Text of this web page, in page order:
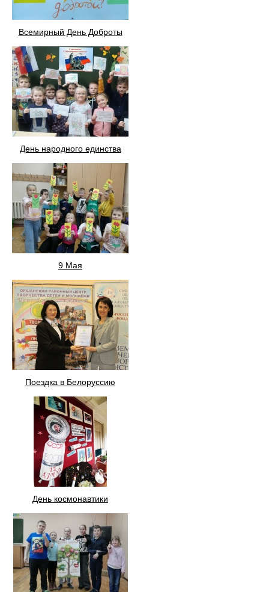
Всемирный День Доброты
День народного единства
9 Мая
Поездка в Белоруссию
День космонавтики